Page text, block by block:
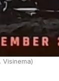
Visinema)